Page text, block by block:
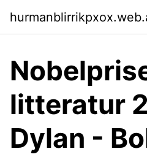
litteratur
Dylan -